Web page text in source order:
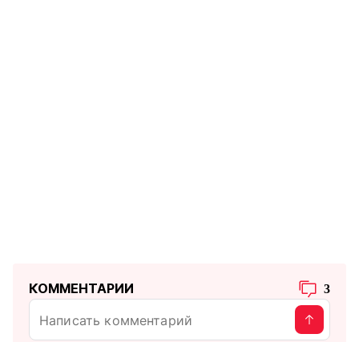
КОММЕНТАРИИ 3